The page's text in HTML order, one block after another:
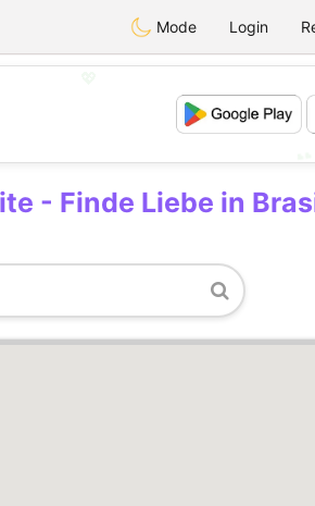
Mode Login
💕
- Finde Liebe in